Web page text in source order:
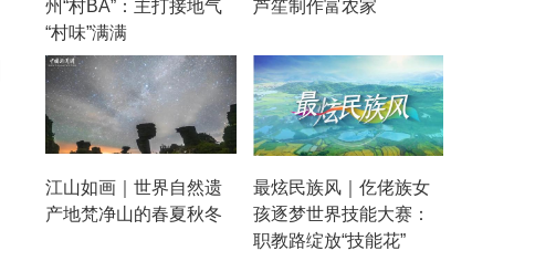
州“村BA”：主打接地气
“村味”满满
芦笙制作富农家
江山如画｜世界自然遗
产地梵净山的春夏秋冬
最炫民族风｜仡佬族女
孩逐梦世界技能大赛：
职教路绽放“技能花”